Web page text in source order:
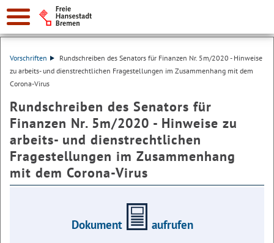
Vorschriften
Rundschreiben des Senators für Finanzen Nr. 5m/2020 - Hinweise
zu arbeits- und dienstrechtlichen Fragestellungen im Zusammenhang mit dem
Corona-Virus
Rundschreiben des Senators für
Finanzen Nr. 5m/2020 - Hinweise zu
arbeits- und dienstrechtlichen
Fragestellungen im Zusammenhang
mit dem Corona-Virus
Dokument aufrufen